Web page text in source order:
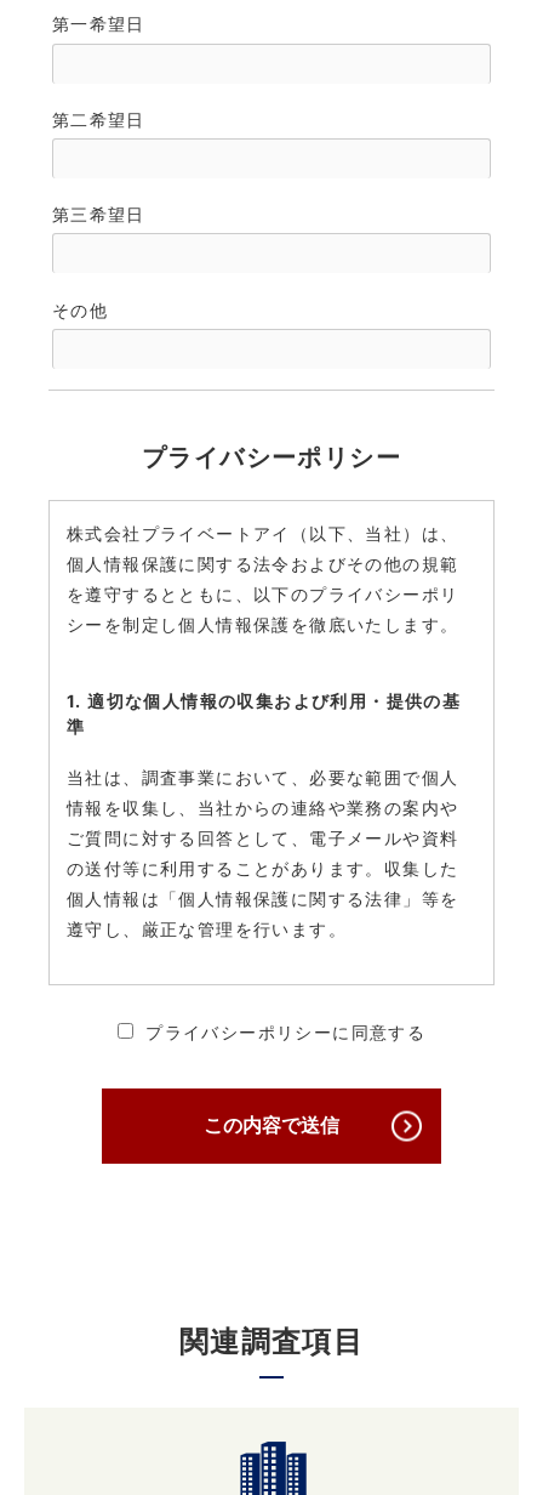
第一希望日
第二希望日
第三希望日
その他
プライバシーポリシー
株式会社プライベートアイ（以下、当社）は、
個人情報保護に関する法令およびその他の規範
を遵守するとともに、以下のプライバシーポリ
シーを制定し個人情報保護を徹底いたします。
1. 適切な個人情報の収集および利用・提供の基
準
当社は、調査事業において、必要な範囲で個人
情報を収集し、当社からの連絡や業務の案内や
ご質問に対する回答として、電子メールや資料
の送付等に利用することがあります。収集した
個人情報は「個人情報保護に関する法律」等を
遵守し、厳正な管理を行います。
の紛失、破壊、改ざん及び漏えいを防ぐため、
必要かつ適切な安全管理対策を講じ、厳正な管
ることはありません。
所、検察庁、警察、 弁護士会、消費者センター
またはこれらに準じた権限を有する機関から、
プライバシーポリシーに同意する
この内容で送信
関連調査項目